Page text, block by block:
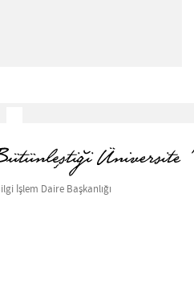
İşlem Daire Başkanlığı